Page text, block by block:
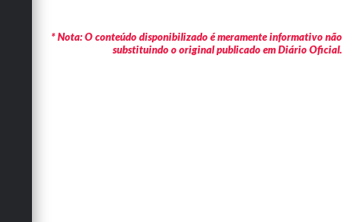
* Nota: O conteúdo disponibilizado é meramente informativo não
substituindo o original publicado em Diário Oficial.